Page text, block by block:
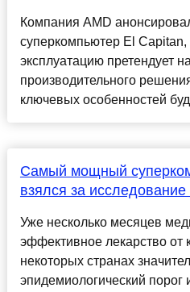
Компания AMD
суперкомпьютер El
эксплуатацию претендует
производительного
ключевых особенностей
Самый мощный
взялся за
Уже несколько месяцев
эффективное лекарство от
некоторых странах
эпидемиологический порог